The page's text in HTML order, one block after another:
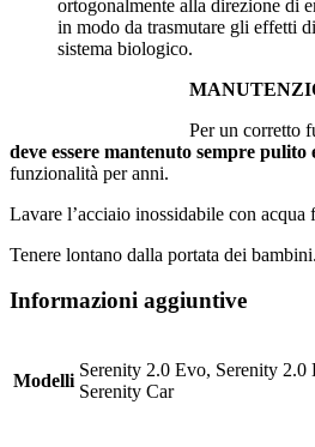
ortogonalmente alla direzione di
in modo da trasmutare gli effetti
sistema biologico.
Per un corretto
deve essere mantenuto sempre pulito
funzionalità per anni.
Lavare l’acciaio inossidabile con acqua
Tenere lontano dalla portata dei bambini.
Informazioni aggiuntive
Modelli
Serenity 2.0 Evo, Serenity 2.0
Serenity Car